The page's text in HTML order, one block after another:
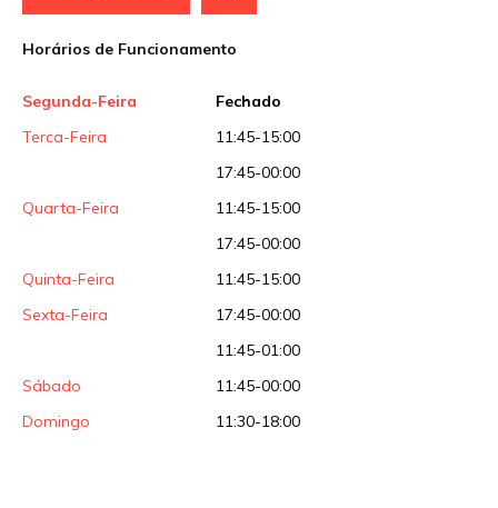
Horários de Funcionamento
Segunda-Feira
Fechado
Terca-Feira
11:45-15:00
17:45-00:00
Quarta-Feira
11:45-15:00
17:45-00:00
Quinta-Feira
11:45-15:00
Sexta-Feira
17:45-00:00
11:45-01:00
Sábado
11:45-00:00
Domingo
11:30-18:00